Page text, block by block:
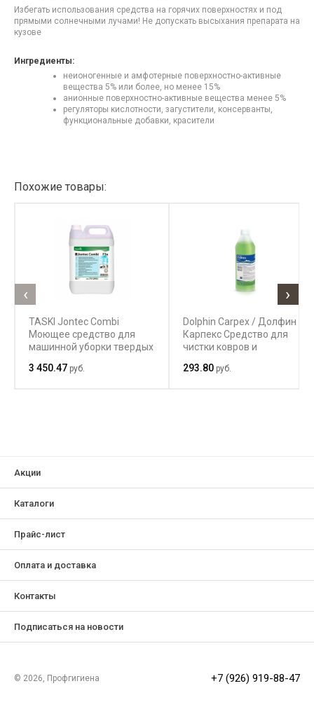
Избегать использования средства на горячих поверхностях и под
прямыми солнечными лучами! Не допускать высыхания препарата на
кузове
Ингредиенты:
неионогенные и амфотерные поверхностно-активные
вещества 5% или более, но менее 15%
анионные поверхностно-активные вещества менее 5%
регуляторы кислотности, загустители, консерванты,
функциональные добавки, красители
Похожие товары:
TASKI Jontec Combi
Моющее средство для
машинной уборки твердых
3 450.47 руб.
Dolphin Carpex / Долфин
Карпекс Средство для
чистки ковров и
мебельной обивки
293.80 руб.
‹ ›
Акции
Каталоги
Прайс-лист
Оплата и доставка
Контакты
Подписаться на новости
© 2026, Профгигиена +7 (926) 919-88-47